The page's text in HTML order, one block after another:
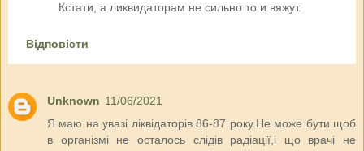
Кстати, а ликвидаторам не сильно то и вяжут.
Відповісти
Unknown 11/06/2021
Я маю на увазі ліквідаторів 86-87 року.Не може бути щоб
в організмі не осталось слідів радіації,і що врачі не